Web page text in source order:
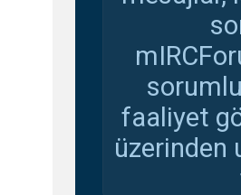
faaliyet
üzerinden